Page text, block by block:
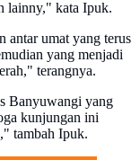
lainny," kata Ipuk.
antar umat yang terus
yang menjadi
terangnya.
Banyuwangi yang
kunjungan ini
tambah Ipuk.